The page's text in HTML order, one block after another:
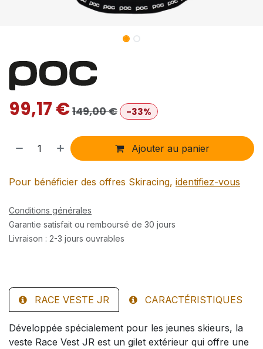
99,17€149,00€ -33%
Ajouter au panier
Pour bénéficier des offres Skiracing, identifiez-vous
Conditions générales
Garantie satisfait ou remboursé de 30 jours
Livraison : 2-3 jours ouvrables
RACE VESTE JR CARACTÉRISTIQUES
Développée spécialement pour les jeunes skieurs, la
veste Race Vest JR est un gilet extérieur qui offre une